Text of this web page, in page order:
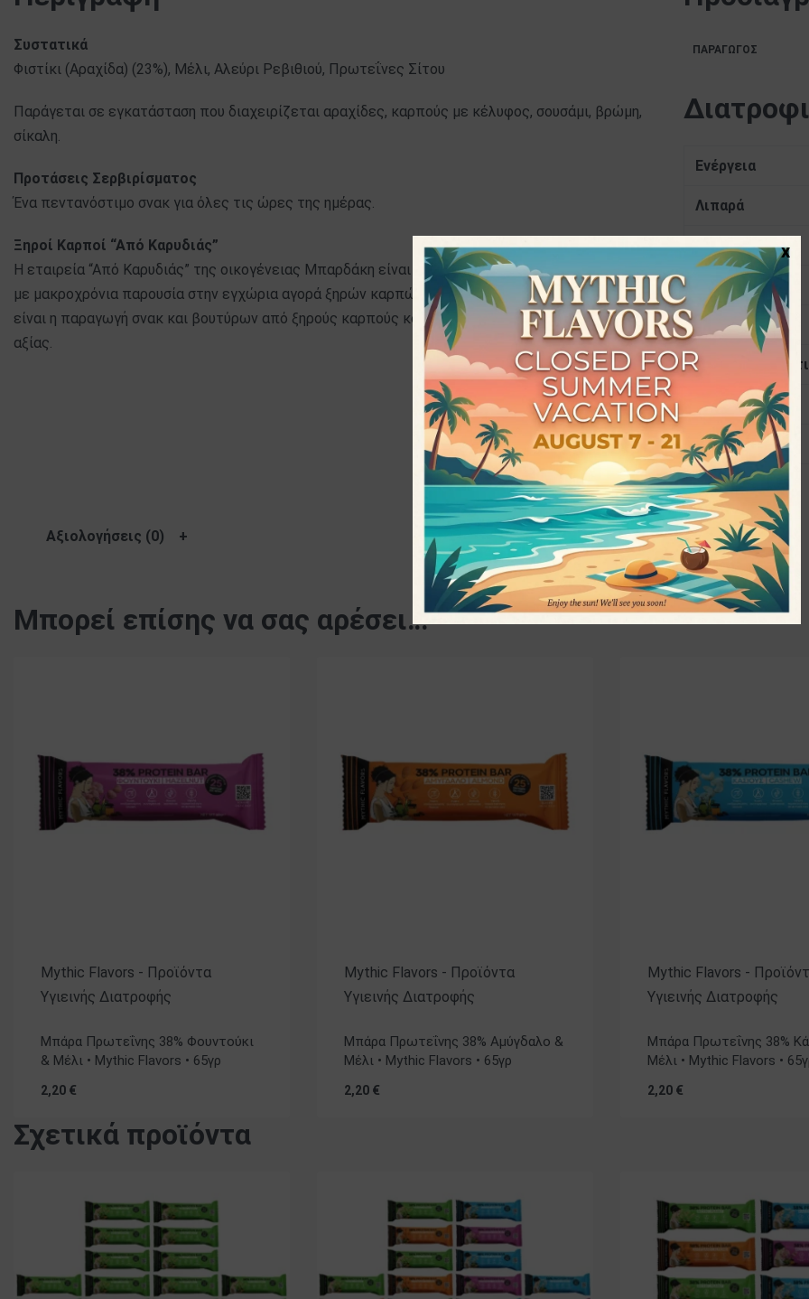
Συστατικά
Φιστίκι (Αραχίδα) (23%), Μέλι, Αλεύρι Ρεβιθιού, Πρωτεΐνες Σίτου
Παράγεται σε εγκατάσταση που διαχειρίζεται αραχίδες, καρπούς με κέλυφος, σουσάμι, βρώμη,
σίκαλη.
Προτάσεις Σερβιρίσματος
Ένα πεντανόστιμο σνακ για όλες τις ώρες της ημέρας.
Ξηροί Καρποί “Από Καρυδιάς”
Η εταιρεία “Από Καρυδιάς” της οικογένειας Μπαρδάκη είναι μία επιχείρηση από την Κατερίνη,
με μακροχρόνια παρουσία στην εγχώρια αγορά ξηρών καρπών. Η σπεσιαλιτέ της οικογένειας
είναι η παραγωγή σνακ και βουτύρων από ξηρούς καρπούς κορυφαίας ποιότητας και θρεπτικής
αξίας.
ΠΑΡΑΓΩΓΌΣ
Ενέργεια
Λιπαρά
Κορεσμένα
Υδατάνθρακες
Σάκχαρα
Ολικές
Πρωτεΐνες
Αλάτι
Αξιολογήσεις (0)
Μπορεί επίσης να σας αρέσει…
Mythic Flavors - Προϊόντα
Υγιεινής Διατροφής
Μπάρα Πρωτεΐνης 38% Φουντούκι
& Μέλι • Mythic Flavors • 65γρ
2,20 €
Mythic Flavors - Προϊόντα
Υγιεινής Διατροφής
Μπάρα Πρωτεΐνης 38% Αμύγδαλο &
Μέλι • Mythic Flavors • 65γρ
2,20 €
Mythic Flavors -
Υγιεινής Διατροφής
Μπάρα Πρωτεΐνης 38%
Μέλι • Mythic Flavors •
2,20 €
Σχετικά προϊόντα
x